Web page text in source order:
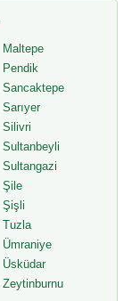
Maltepe
Pendik
Sancaktepe
Sarıyer
Silivri
Sultanbeyli
Sultangazi
Şile
Şişli
Tuzla
Ümraniye
Üsküdar
Zeytinburnu